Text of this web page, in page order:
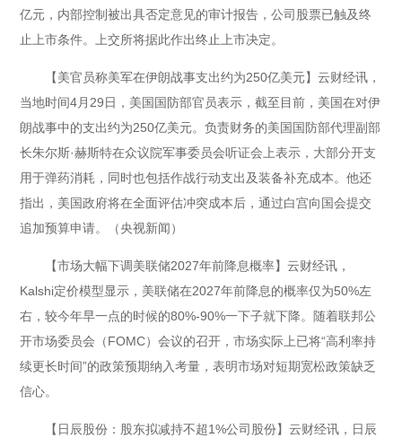
亿元，内部控制被出具否定意见的审计报告，公司股票已触及终
止上市条件。上交所将据此作出终止上市决定。
【美官员称美军在伊朗战事支出约为250亿美元】云财经讯，
当地时间4月29日，美国国防部官员表示，截至目前，美国在对伊
朗战事中的支出约为250亿美元。负责财务的美国国防部代理副部
长朱尔斯·赫斯特在众议院军事委员会听证会上表示，大部分开支
用于弹药消耗，同时也包括作战行动支出及装备补充成本。他还
指出，美国政府将在全面评估冲突成本后，通过白宫向国会提交
追加预算申请。（央视新闻）
【市场大幅下调美联储2027年前降息概率】云财经讯，
Kalshi定价模型显示，美联储在2027年前降息的概率仅为50%左
右，较今年早一点的时候的80%-90%一下子就下降。随着联邦公
开市场委员会（FOMC）会议的召开，市场实际上已将“高利率持
续更长时间”的政策预期纳入考量，表明市场对短期宽松政策缺乏
信心。
【日辰股份：股东拟减持不超1%公司股份】云财经讯，日辰